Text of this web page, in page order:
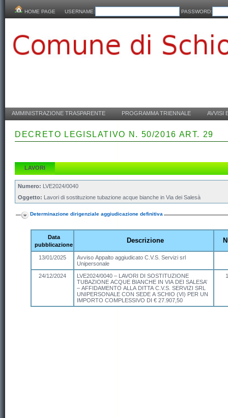
HOME PAGE USERNAME: PASSWORD:
AMMINISTRAZIONE TRASPARENTE PROGRAMMA TRIENNALE AVVISI
DECRETO LEGISLATIVO N. 50/2016 ART. 29
LAVORI
Numero: LVE2024/0040
Oggetto: Lavori di sostituzione tubazione acque bianche in Via dei Salesà
Determinazione dirigenziale aggiudicazione definitiva
Data
pubblicazione
Descrizione
13/01/2025
Avviso Appalto aggiudicato C.V.S. Servizi srl
Unipersonale
24/12/2024
LVE2024/0040 – LAVORI DI SOSTITUZIONE
TUBAZIONE ACQUE BIANCHE IN VIA DEI SALESA’
– AFFIDAMENTO ALLA DITTA C.V.S. SERVIZI SRL
UNIPERSONALE CON SEDE A SCHIO (VI) PER UN
IMPORTO COMPLESSIVO DI € 27.907,50